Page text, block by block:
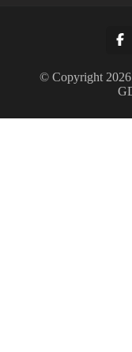
© Copyright 2026